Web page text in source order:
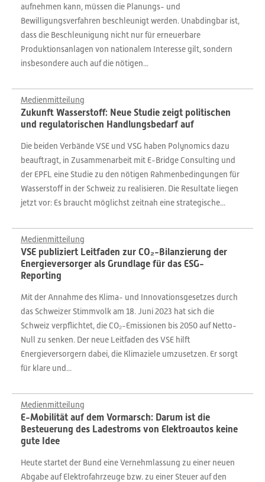
aufnehmen kann, müssen die Planungs- und
Bewilligungsverfahren beschleunigt werden. Unabdingbar ist,
dass die Beschleunigung nicht nur für erneuerbare
Produktionsanlagen von nationalem Interesse gilt, sondern
insbesondere auch auf die nötigen...
Medienmitteilung
Zukunft Wasserstoff: Neue Studie zeigt politischen
und regulatorischen Handlungsbedarf auf
Die beiden Verbände VSE und VSG haben Polynomics dazu
beauftragt, in Zusammenarbeit mit E-Bridge Consulting und
der EPFL eine Studie zu den nötigen Rahmenbedingungen für
Wasserstoff in der Schweiz zu realisieren. Die Resultate liegen
jetzt vor: Es braucht möglichst zeitnah eine strategische...
Medienmitteilung
VSE publiziert Leitfaden zur CO₂-Bilanzierung der
Energieversorger als Grundlage für das ESG-
Reporting
Mit der Annahme des Klima- und Innovationsgesetzes durch
das Schweizer Stimmvolk am 18. Juni 2023 hat sich die
Schweiz verpflichtet, die CO₂-Emissionen bis 2050 auf Netto-
Null zu senken. Der neue Leitfaden des VSE hilft
Energieversorgern dabei, die Klimaziele umzusetzen. Er sorgt
für klare und...
Medienmitteilung
E-Mobilität auf dem Vormarsch: Darum ist die
Besteuerung des Ladestroms von Elektroautos keine
gute Idee
Heute startet der Bund eine Vernehmlassung zu einer neuen
Abgabe auf Elektrofahrzeuge bzw. zu einer Steuer auf den